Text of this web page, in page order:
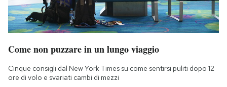
Come non puzzare in un lungo viaggio
Cinque consigli dal New York Times su come sentirsi puliti dopo 12
ore di volo e svariati cambi di mezzi